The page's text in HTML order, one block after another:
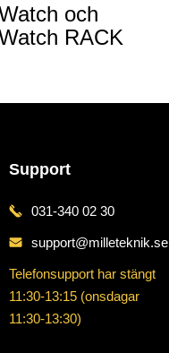
och
RACK
Support
031-340 02 30
support@milleteknik.se
Telefonsupport har stängt
11:30-13:15 (onsdagar
11:30-13:30)